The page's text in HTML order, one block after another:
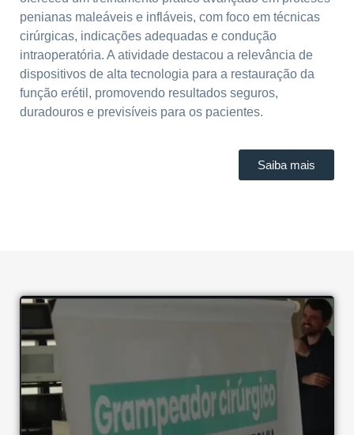
penianas maleáveis e infláveis, com foco em técnicas
cirúrgicas, indicações adequadas e condução
intraoperatória. A atividade destacou a relevância de
dispositivos de alta tecnologia para a restauração da
função erétil, promovendo resultados seguros,
duradouros e previsíveis para os pacientes.
Saiba mais